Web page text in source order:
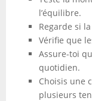
l’équilibre.
Regarde si
Vérifie que
Assure-toi
quotidien.
Choisis une
plusieurs